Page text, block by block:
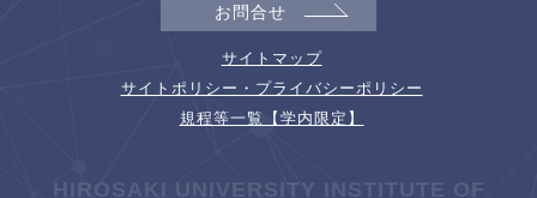
お問合せ
サイトマップ
サイトポリシー・プライバシーポリシー
規程等一覧【学内限定】
HIROSAKI UNIVERSITY INSTITUTE OF